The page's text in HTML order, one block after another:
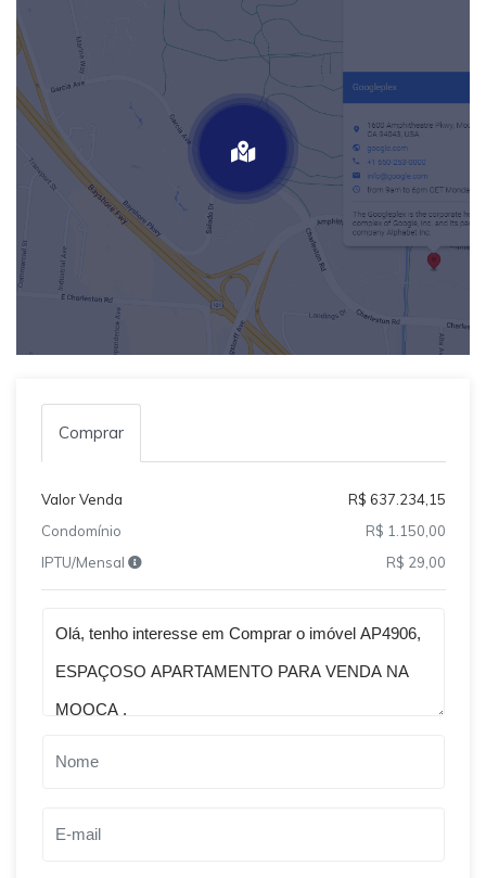
Comprar
Valor Venda
R$ 637.234,15
Condomínio
R$ 1.150,00
IPTU/Mensal
R$ 29,00